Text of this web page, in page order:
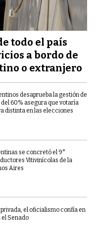
todo el país
a bordo de
o extranjero
desaprueba la gestión de
del 60% asegura que votaría
distinta en las elecciones
se concretó el 9°
Vitivinícolas de la
Aires
el oficialismo confía en
el Senado